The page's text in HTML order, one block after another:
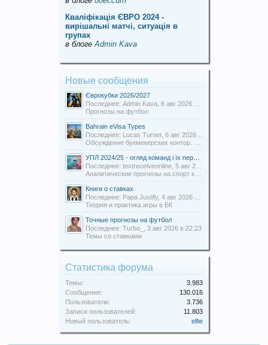
Кваліфікація ЄВРО 2024 -
вирішальні матчі, ситуація в
групах
в блогеAdmin Kava
Новые сообщения
Єврокубки 2026/2027
Последнее: Admin Kava, 6 авг 2026 в 19:31
Прогнозы на футбол
Bahrain eVisa Types
Последнее: Lucas Turner, 6 авг 2026 в 13:16
Последнее: textreceiveonline, 5 авг 2026 в 20:54
Книги о ставках
Последнее: Papa Justify, 4 авг 2026 в 00:12
Теория и практика игры в БК
Точные прогнозы на футбол
Последнее: Turbo_, 3 авг 2026 в 22:23
Темы со ставками
Статистика форума
Темы:
3.983
Сообщения:
130.016
Пользователи:
3.736
Записи пользователей:
11.803
Новый пользователь:
elfie